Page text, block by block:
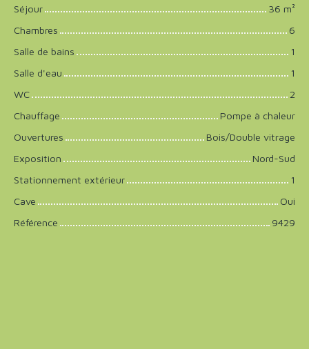
Séjour
36 m²
Chambres
6
Salle de bains
1
Salle d'eau
1
WC
2
Chauffage
Pompe à chaleur
Ouvertures
Bois/Double vitrage
Exposition
Nord-Sud
Stationnement extérieur
1
Cave
Oui
Référence
9429